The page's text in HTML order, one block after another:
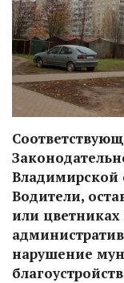
Владимирской
Водители,
или цветниках
нарушение